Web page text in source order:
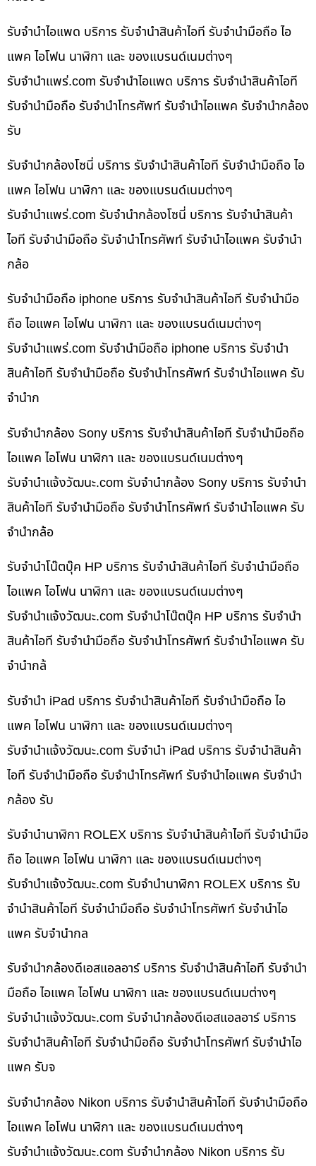
รับจำนำไอแพด บริการ รับจำนำสินค้าไอที รับจำนำมือถือ ไอ
แพค ไอโฟน นาฬิกา และ ของแบรนด์เนมต่างๆ
รับจํานําแพร่.com รับจำนำไอแพด บริการ รับจำนำสินค้าไอที
รับจำนำมือถือ รับจำนำโทรศัพท์ รับจำนำไอแพค รับจำนำกล้อง
รับ
รับจำนำกล้องโซนี่ บริการ รับจำนำสินค้าไอที รับจำนำมือถือ ไอ
แพค ไอโฟน นาฬิกา และ ของแบรนด์เนมต่างๆ
รับจํานําแพร่.com รับจำนำกล้องโซนี่ บริการ รับจำนำสินค้า
ไอที รับจำนำมือถือ รับจำนำโทรศัพท์ รับจำนำไอแพค รับจำนำ
กล้อ
รับจำนำมือถือ iphone บริการ รับจำนำสินค้าไอที รับจำนำมือ
ถือ ไอแพค ไอโฟน นาฬิกา และ ของแบรนด์เนมต่างๆ
รับจํานําแพร่.com รับจำนำมือถือ iphone บริการ รับจำนำ
สินค้าไอที รับจำนำมือถือ รับจำนำโทรศัพท์ รับจำนำไอแพค รับ
จำนำก
รับจำนำกล้อง Sony บริการ รับจำนำสินค้าไอที รับจำนำมือถือ
ไอแพค ไอโฟน นาฬิกา และ ของแบรนด์เนมต่างๆ
รับจํานําแจ้งวัฒนะ.com รับจำนำกล้อง Sony บริการ รับจำนำ
สินค้าไอที รับจำนำมือถือ รับจำนำโทรศัพท์ รับจำนำไอแพค รับ
จำนำกล้อ
รับจำนำโน๊ตบุ๊ค HP บริการ รับจำนำสินค้าไอที รับจำนำมือถือ
ไอแพค ไอโฟน นาฬิกา และ ของแบรนด์เนมต่างๆ
รับจํานําแจ้งวัฒนะ.com รับจำนำโน๊ตบุ๊ค HP บริการ รับจำนำ
สินค้าไอที รับจำนำมือถือ รับจำนำโทรศัพท์ รับจำนำไอแพค รับ
จำนำกล้
รับจำนำ iPad บริการ รับจำนำสินค้าไอที รับจำนำมือถือ ไอ
แพค ไอโฟน นาฬิกา และ ของแบรนด์เนมต่างๆ
รับจํานําแจ้งวัฒนะ.com รับจำนำ iPad บริการ รับจำนำสินค้า
ไอที รับจำนำมือถือ รับจำนำโทรศัพท์ รับจำนำไอแพค รับจำนำ
กล้อง รับ
รับจำนำนาฬิกา ROLEX บริการ รับจำนำสินค้าไอที รับจำนำมือ
ถือ ไอแพค ไอโฟน นาฬิกา และ ของแบรนด์เนมต่างๆ
รับจํานําแจ้งวัฒนะ.com รับจำนำนาฬิกา ROLEX บริการ รับ
จำนำสินค้าไอที รับจำนำมือถือ รับจำนำโทรศัพท์ รับจำนำไอ
แพค รับจำนำกล
รับจำนำกล้องดีเอสแอลอาร์ บริการ รับจำนำสินค้าไอที รับจำนำ
มือถือ ไอแพค ไอโฟน นาฬิกา และ ของแบรนด์เนมต่างๆ
รับจํานําแจ้งวัฒนะ.com รับจำนำกล้องดีเอสแอลอาร์ บริการ
รับจำนำสินค้าไอที รับจำนำมือถือ รับจำนำโทรศัพท์ รับจำนำไอ
แพค รับจ
รับจำนำกล้อง Nikon บริการ รับจำนำสินค้าไอที รับจำนำมือถือ
ไอแพค ไอโฟน นาฬิกา และ ของแบรนด์เนมต่างๆ
รับจํานําแจ้งวัฒนะ.com รับจำนำกล้อง Nikon บริการ รับ